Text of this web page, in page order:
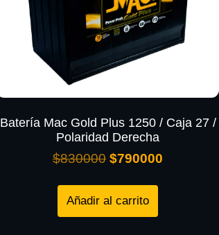
Batería Mac Gold Plus 1250 / Caja 27 /
Polaridad Derecha
$830000 $790000
Añadir al carrito